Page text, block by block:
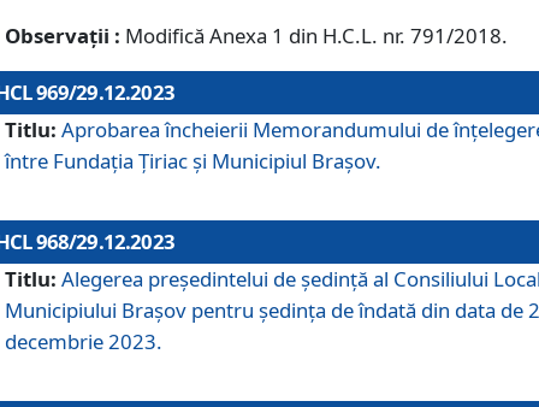
Observații : Modifică Anexa 1 din H.C.L. nr. 791/2018.
969/29.12.2023
Titlu: Aprobarea încheierii Memorandumului de
între Fundația Țiriac și Municipiul Brașov.
968/29.12.2023
Titlu: Alegerea preşedintelui de şedinţă al Consiliului
Municipiului Braşov pentru ședința de îndată din data de
decembrie 2023.